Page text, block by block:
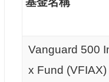
Vanguard 500
x Fund (VFIAX)